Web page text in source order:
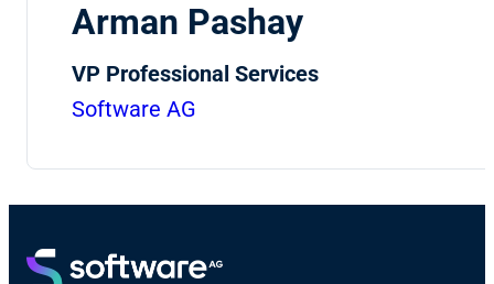
Arman Pashay
VP Professional Services
Software AG